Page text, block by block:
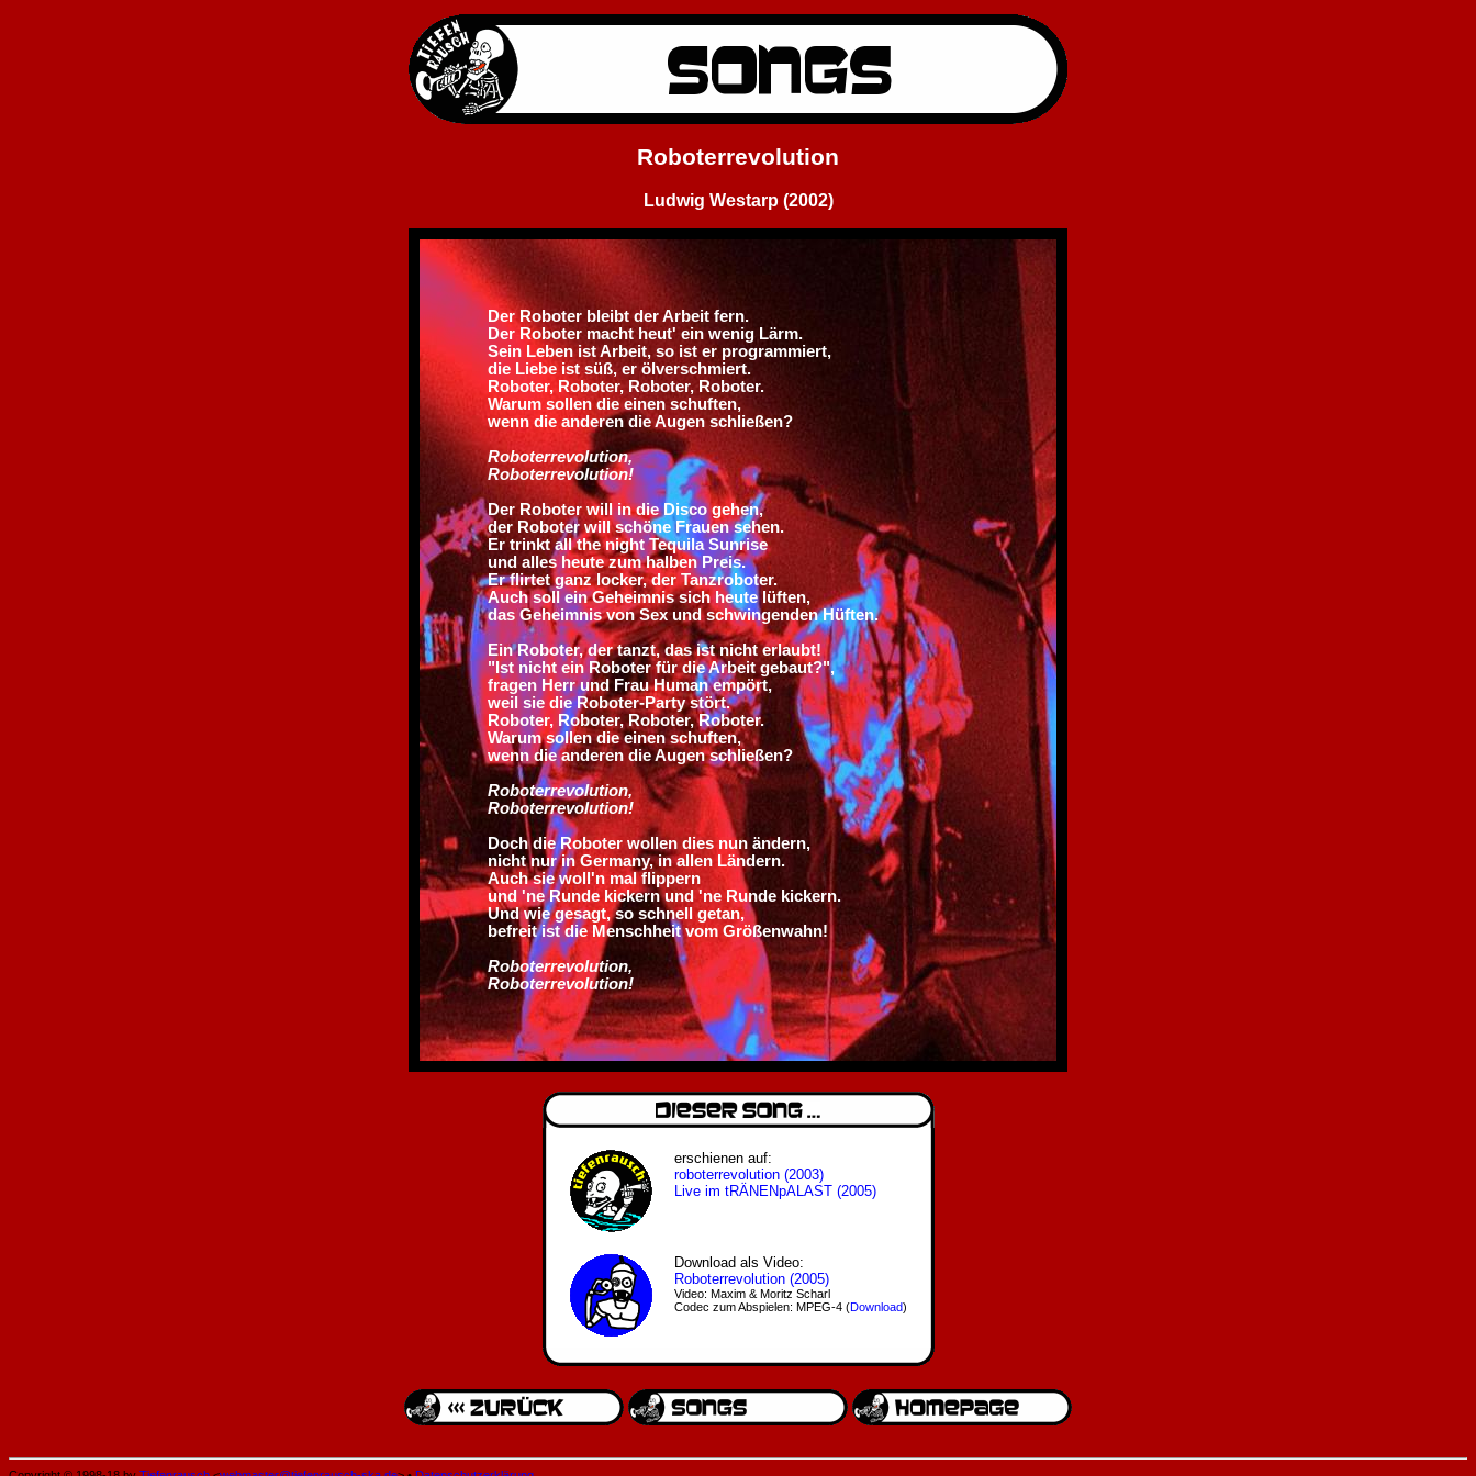
Roboterrevolution
Ludwig Westarp (2002)
Der Roboter bleibt der Arbeit fern.
Der Roboter macht heut' ein wenig Lärm.
Sein Leben ist Arbeit, so ist er programmiert,
die Liebe ist süß, er ölverschmiert.
Roboter, Roboter, Roboter, Roboter.
Warum sollen die einen schuften,
wenn die anderen die Augen schließen?
Roboterrevolution,
Roboterrevolution!
Der Roboter will in die Disco gehen,
der Roboter will schöne Frauen sehen.
Er trinkt all the night Tequila Sunrise
und alles heute zum halben Preis.
Er flirtet ganz locker, der Tanzroboter.
Auch soll ein Geheimnis sich heute lüften,
das Geheimnis von Sex und schwingenden Hüften.
Ein Roboter, der tanzt, das ist nicht erlaubt!
"Ist nicht ein Roboter für die Arbeit gebaut?",
fragen Herr und Frau Human empört,
weil sie die Roboter-Party stört.
Roboter, Roboter, Roboter, Roboter.
Warum sollen die einen schuften,
wenn die anderen die Augen schließen?
Roboterrevolution,
Roboterrevolution!
Doch die Roboter wollen dies nun ändern,
nicht nur in Germany, in allen Ländern.
Auch sie woll'n mal flippern
und 'ne Runde kickern und 'ne Runde kickern.
Und wie gesagt, so schnell getan,
befreit ist die Menschheit vom Größenwahn!
Roboterrevolution,
Roboterrevolution!
erschienen auf:
roboterrevolution (2003)
Live im tRÄNENpALAST (2005)
Download als Video:
Roboterrevolution (2005)
Video: Maxim & Moritz Scharl
Codec zum Abspielen: MPEG-4 (Download)